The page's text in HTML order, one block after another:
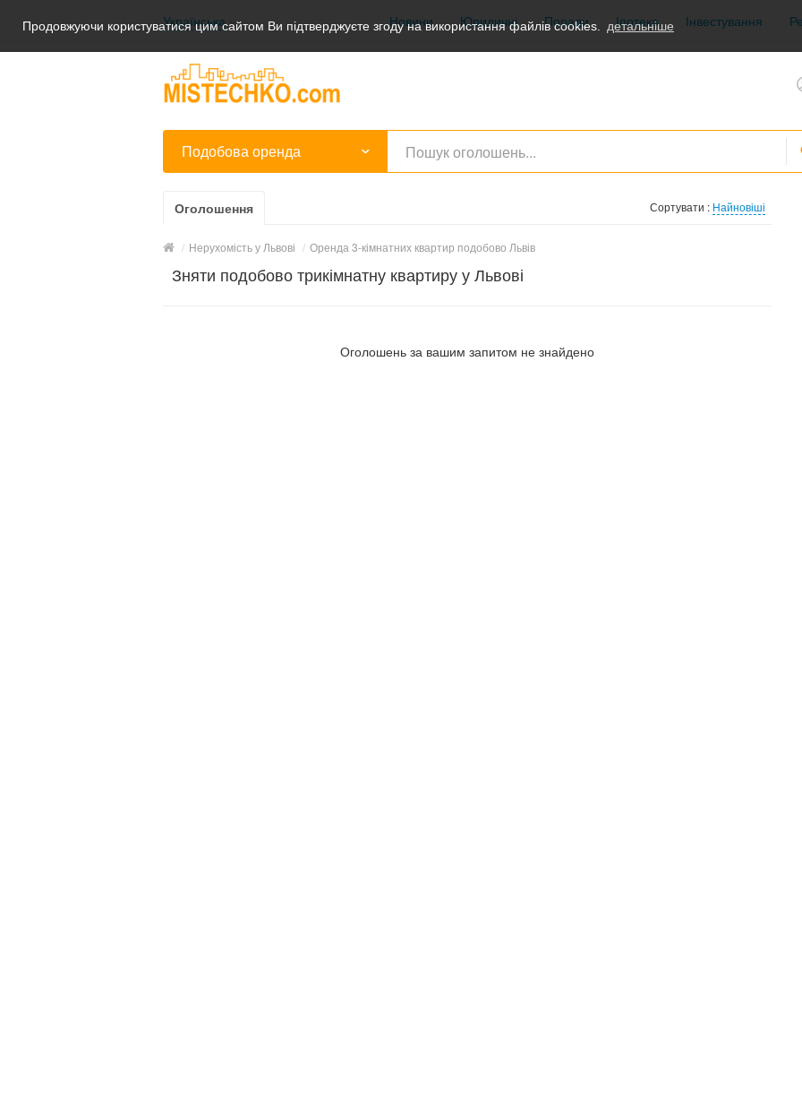
Продовжуючи користуватися цим сайтом Ви підтверджуєте згоду на використання файлів cookies. детальніше
Українська
Українська
Русский
Новини Юридичні Поради Іпотека Інвестування
Подобова оренда
Оголошення Сортувати : Найновіші
/ Нерухомість у Львові / Оренда 3-кімнатних квартир подобово Львів
Зняти подобово трикімнатну квартиру у Львові
Оголошень за вашим запитом не знайдено